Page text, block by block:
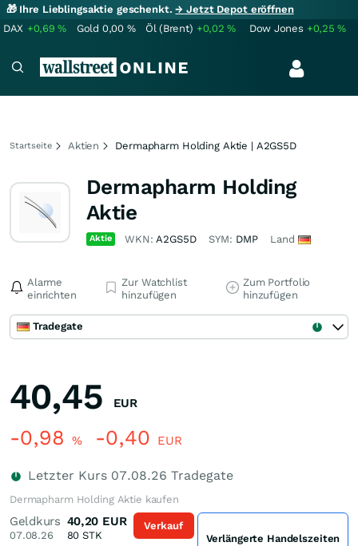
🎁 Ihre Lieblingsaktie geschenkt.→ Jetzt Depot eröffnen
DAX +0,69% Gold 0,00 % Öl (Brent) +0,02% Dow Jones +0,25%
Startseite Aktien Dermapharm Holding Aktie | A2GS5D
Dermapharm Holding
Aktie
Aktie WKN:A2GS5D SYM: DMP Land
Alarme
einrichten
Zur Watchlist
hinzufügen
Zum Portfolio
hinzufügen
Tradegate
40,45 EUR
-0,98 % -0,40 EUR
Letzter Kurs 07.08.26 Tradegate
Dermapharm Holding Aktie kaufen
Geldkurs
07.08.26
40,20 EUR
80 STK
Verkauf
Verlängerte Handelszeiten